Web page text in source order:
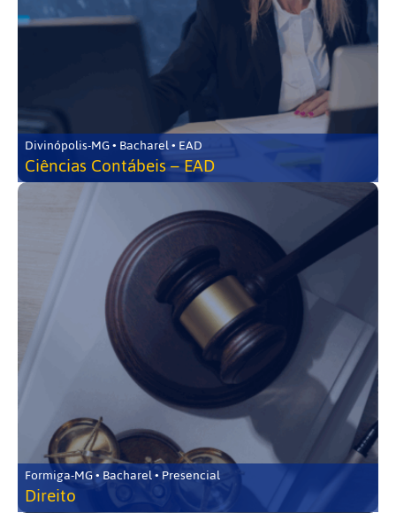
Divinópolis-MG • Bacharel • EAD
Ciências Contábeis – EAD
Formiga-MG • Bacharel • Presencial
Direito